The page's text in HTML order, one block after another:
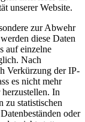
unserer Website.
zur Abwehr
diese Daten
auf einzelne
Nach
Verkürzung der IP-
es nicht mehr
In
zu statistischen
oder